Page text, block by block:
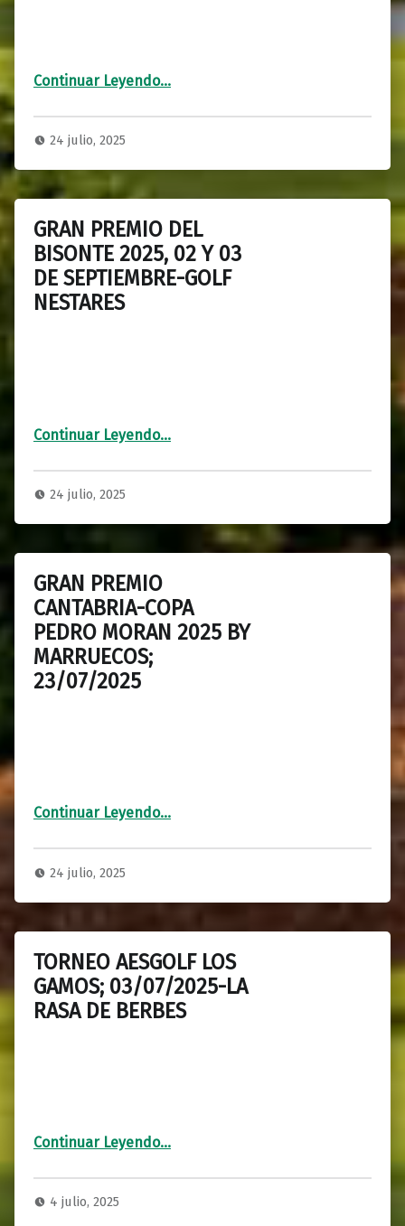
Continuar Leyendo“TORNEO BAHIA DE PEDREÑA, 09/09/2025 CAMPO SEVERIANO BALLESTEROS LAVIN”
…
24 julio, 2025
GRAN PREMIO DEL
BISONTE 2025, 02 Y 03
DE SEPTIEMBRE-GOLF
NESTARES
Continuar Leyendo“GRAN PREMIO DEL BISONTE 2025, 02 Y 03 DE SEPTIEMBRE-GOLF NESTARES”
…
24 julio, 2025
GRAN PREMIO
CANTABRIA-COPA
PEDRO MORAN 2025 BY
MARRUECOS;
23/07/2025
Continuar Leyendo“GRAN PREMIO CANTABRIA-COPA PEDRO MORAN 2025 BY MARRUECOS; 23/07/2025”
…
24 julio, 2025
TORNEO AESGOLF LOS
GAMOS; 03/07/2025-LA
RASA DE BERBES
Continuar Leyendo“TORNEO AESGOLF LOS GAMOS; 03/07/2025-LA RASA DE BERBES”
…
4 julio, 2025